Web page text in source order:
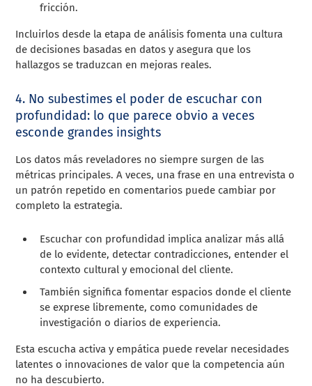
fricción.
Incluirlos desde la etapa de análisis fomenta una cultura
de decisiones basadas en datos y asegura que los
hallazgos se traduzcan en mejoras reales.
4. No subestimes el poder de escuchar con
profundidad: lo que parece obvio a veces
esconde grandes insights
Los datos más reveladores no siempre surgen de las
métricas principales. A veces, una frase en una entrevista o
un patrón repetido en comentarios puede cambiar por
completo la estrategia.
Escuchar con profundidad implica analizar más allá
de lo evidente, detectar contradicciones, entender el
contexto cultural y emocional del cliente.
También significa fomentar espacios donde el cliente
se exprese libremente, como comunidades de
investigación o diarios de experiencia.
Esta escucha activa y empática puede revelar necesidades
latentes o innovaciones de valor que la competencia aún
no ha descubierto.